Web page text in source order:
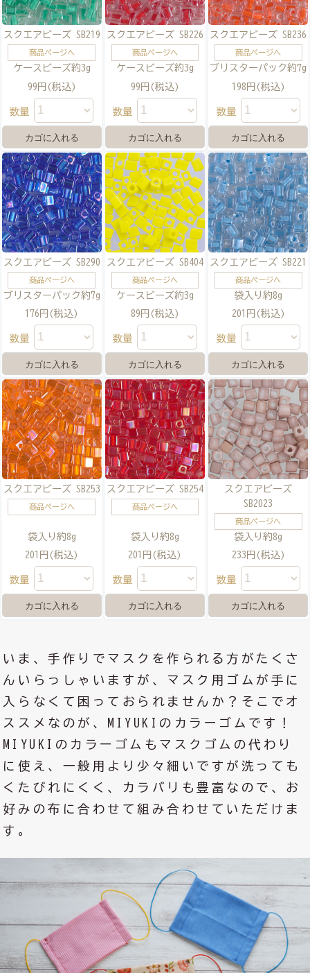
スクエアビーズ SB219
商品ページへ
ケースビーズ約3g
99円(税込)
数量
スクエアビーズ SB226
商品ページへ
ケースビーズ約3g
99円(税込)
数量
スクエアビーズ SB236
商品ページへ
ブリスターパック約7g
198円(税込)
数量
スクエアビーズ SB290
商品ページへ
ブリスターパック約7g
176円(税込)
数量
スクエアビーズ SB404
商品ページへ
ケースビーズ約3g
89円(税込)
数量
スクエアビーズ SB221
商品ページへ
袋入り約8g
201円(税込)
数量
スクエアビーズ SB253
商品ページへ
袋入り約8g
201円(税込)
数量
スクエアビーズ SB254
商品ページへ
袋入り約8g
201円(税込)
数量
スクエアビーズ
SB2023
商品ページへ
袋入り約8g
233円(税込)
数量
いま、手作りでマスクを作られる方がたくさ
んいらっしゃいますが、マスク用ゴムが手に
入らなくて困っておられませんか？そこでオ
ススメなのが、MIYUKIのカラーゴムです！
MIYUKIのカラーゴムもマスクゴムの代わり
に使え、一般用より少々細いですが洗っても
くたびれにくく、カラバリも豊富なので、お
好みの布に合わせて組み合わせていただけま
す。